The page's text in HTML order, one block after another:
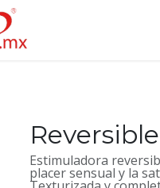
Estimuladora
placer sensual y la